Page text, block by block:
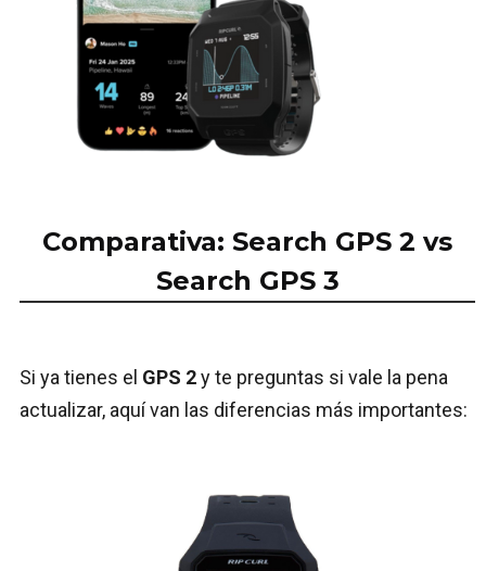
Comparativa: Search GPS 2 vs
Search GPS 3
Si ya tienes el GPS 2y te preguntas si vale la pena
actualizar, aquí van las diferencias más importantes: